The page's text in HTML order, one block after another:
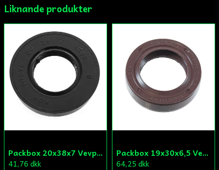
Ja, ni får publicera min fråga
Liknande produkter
Packbox 20x38x7 Vevparti Derbi (original)
41,76 dkk
Packbox 19x30x6,5 Vevparti Vä Aprilia/Derbi/Gilera (original)
64,25 dkk